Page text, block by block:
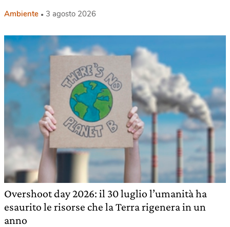
Ambiente 3 agosto 2026
Overshoot day 2026: il 30 luglio l’umanità ha
esaurito le risorse che la Terra rigenera in un
anno